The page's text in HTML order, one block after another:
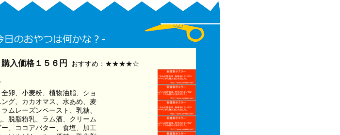
入価格１５６円 おすすめ：★★★★☆
卵、小麦粉、植物油脂、ショ
ング、カカオマス、水あめ、麦
ムレーズンペースト、乳糖、
脱脂粉乳、ラム酒、クリーム
、ココアバター、食塩、加工